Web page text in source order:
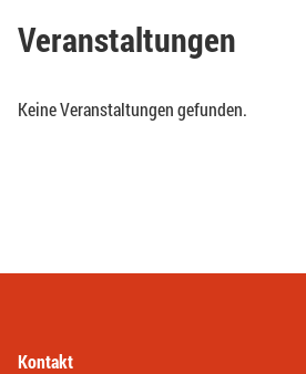
Veranstaltungen
Keine Veranstaltungen gefunden.
Kontakt